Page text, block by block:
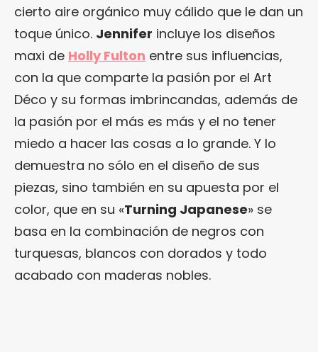
cierto aire orgánico muy cálido que le dan un
toque único. Jennifer incluye los diseños
maxi de Holly Fulton entre sus influencias,
con la que comparte la pasión por el Art
Déco y su formas imbrincandas, además de
la pasión por el más es más y el no tener
miedo a hacer las cosas a lo grande. Y lo
demuestra no sólo en el diseño de sus
piezas, sino también en su apuesta por el
color, que en su «Turning Japanese» se
basa en la combinación de negros con
turquesas, blancos con dorados y todo
acabado con maderas nobles.